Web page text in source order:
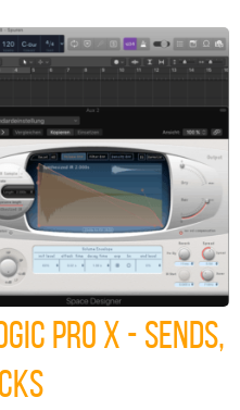
Pro X - Sends,